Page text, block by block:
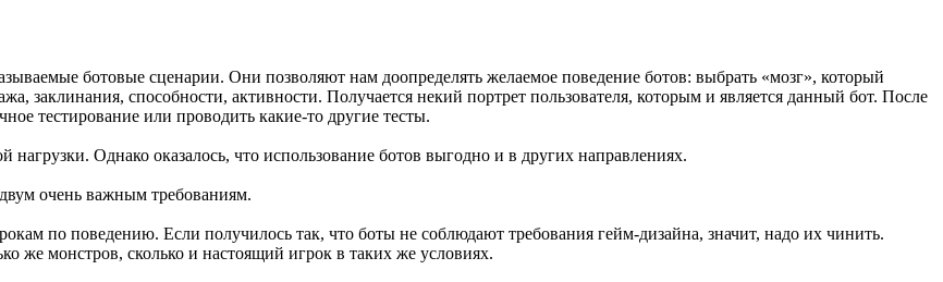
ботовые сценарии. Они позволяют нам доопределять желаемое поведение ботов: выбрать «мозг», который
заклинания, способности, активности. Получается некий портрет пользователя, которым и является данный бот. После
тестирование или проводить какие-то другие тесты.
Однако оказалось, что использование ботов выгодно и в других направлениях.
очень важным требованиям.
по поведению. Если получилось так, что боты не соблюдают требования гейм-дизайна, значит, надо их чинить.
же монстров, сколько и настоящий игрок в таких же условиях.